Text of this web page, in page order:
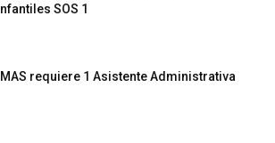
Infantiles SOS 1
IMAS requiere 1 Asistente Administrativa